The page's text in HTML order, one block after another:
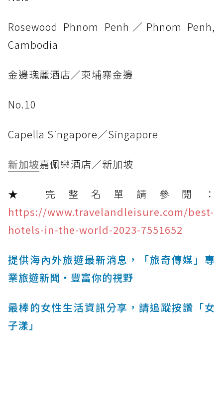
Rosewood Phnom Penh／Phnom Penh,
Cambodia
金邊瑰麗酒店／柬埔寨金邊
No.10
Capella Singapore／Singapore
新加坡嘉佩樂酒店／新加坡
★ 完整名單請參閱：
https://www.travelandleisure.com/best-
hotels-in-the-world-2023-7551652
提供海內外旅遊最新消息，「旅奇傳媒」專
業旅遊新聞‧豐富你的視野
最棒的女性生活資訊分享，請追蹤按讚「女
子漾」